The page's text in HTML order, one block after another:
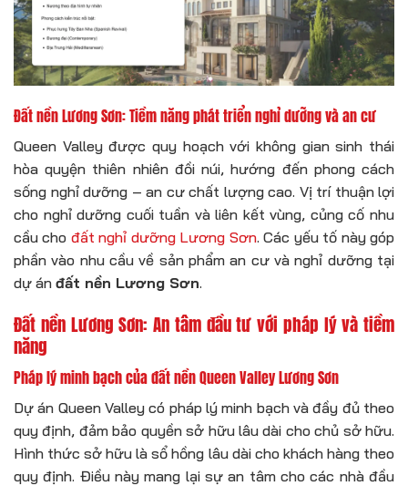
Đất nền Lương Sơn: Tiềm năng phát triển nghỉ dưỡng và an cư
Queen Valley được quy hoạch với không gian sinh thái
hòa quyện thiên nhiên đồi núi, hướng đến phong cách
sống nghỉ dưỡng – an cư chất lượng cao. Vị trí thuận lợi
cho nghỉ dưỡng cuối tuần và liên kết vùng, củng cố nhu
cầu cho đất nghỉ dưỡng Lương Sơn. Các yếu tố này góp
phần vào nhu cầu về sản phẩm an cư và nghỉ dưỡng tại
dự án đất nền Lương Sơn.
Đất nền Lương Sơn: An tâm đầu tư với pháp lý và tiềm
năng
Pháp lý minh bạch của đất nền Queen Valley Lương Sơn
Dự án Queen Valley có pháp lý minh bạch và đầy đủ theo
quy định, đảm bảo quyền sở hữu lâu dài cho chủ sở hữu.
Hình thức sở hữu là sổ hồng lâu dài cho khách hàng theo
quy định. Điều này mang lại sự an tâm cho các nhà đầu